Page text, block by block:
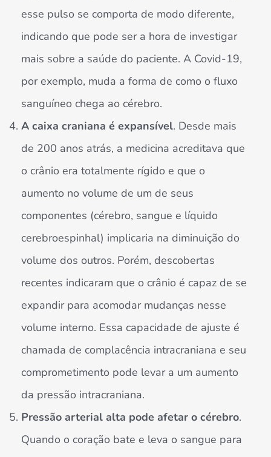
esse pulso se comporta de modo diferente,
indicando que pode ser a hora de investigar
mais sobre a saúde do paciente. A Covid-19,
por exemplo, muda a forma de como o fluxo
sanguíneo chega ao cérebro.
A caixa craniana é expansível. Desde mais
de 200 anos atrás, a medicina acreditava que
o crânio era totalmente rígido e que o
aumento no volume de um de seus
componentes (cérebro, sangue e líquido
cerebroespinhal) implicaria na diminuição do
volume dos outros. Porém, descobertas
recentes indicaram que o crânio é capaz de se
expandir para acomodar mudanças nesse
volume interno. Essa capacidade de ajuste é
chamada de complacência intracraniana e seu
comprometimento pode levar a um aumento
da pressão intracraniana.
Pressão arterial alta pode afetar o cérebro.
Quando o coração bate e leva o sangue para